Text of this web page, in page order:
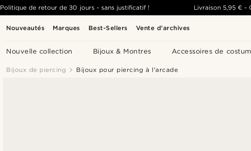
Nouveautés Marques Best-Sellers Vente d'archives
Nouvelle collection Bijoux & Montres Accessoires de
Politique de retour de 30 jours - sans justificatif ! Livraison 5,95 € -
Bijoux de piercing Bijoux pour piercing à l'arcade